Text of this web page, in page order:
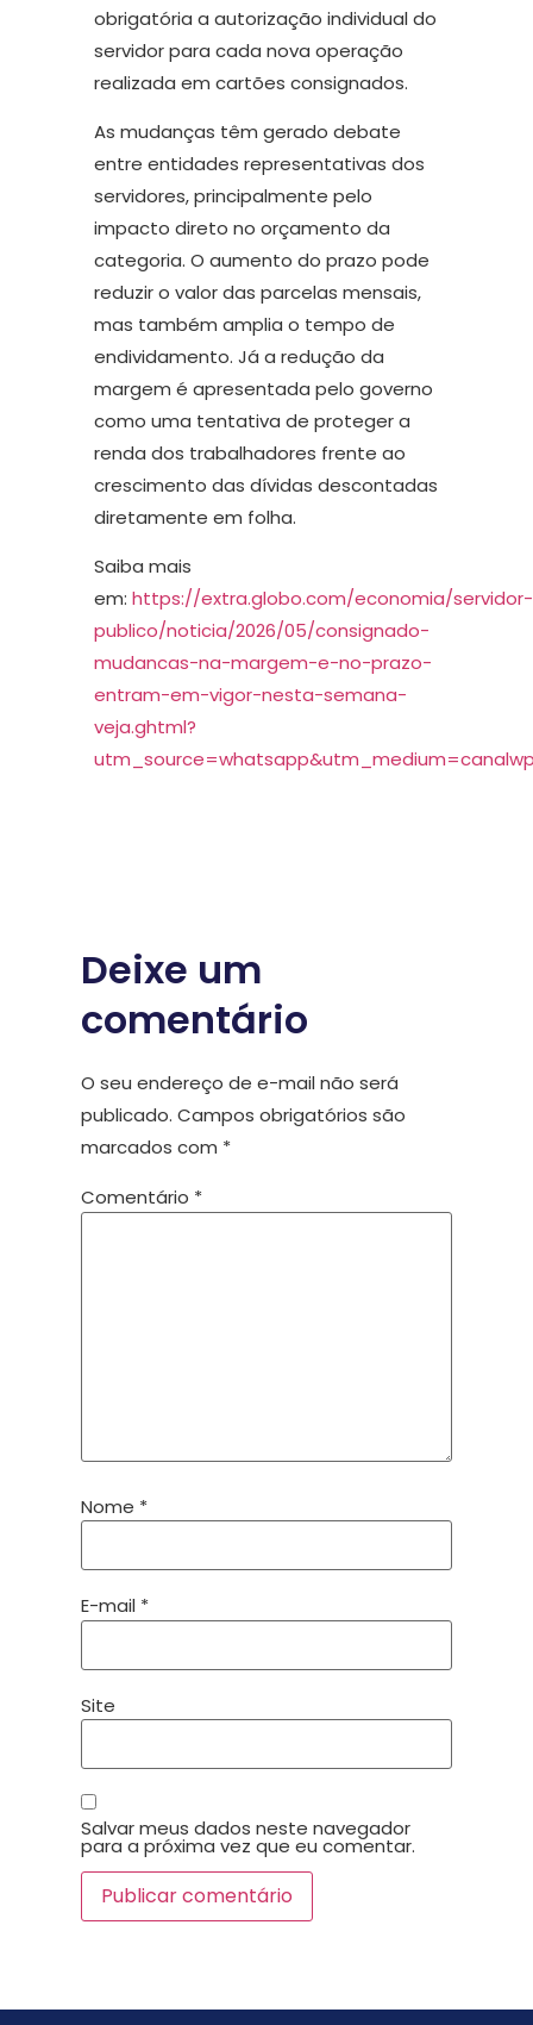
obrigatória a autorização individual do
servidor para cada nova operação
realizada em cartões consignados.
As mudanças têm gerado debate
entre entidades representativas dos
servidores, principalmente pelo
impacto direto no orçamento da
categoria. O aumento do prazo pode
reduzir o valor das parcelas mensais,
mas também amplia o tempo de
endividamento. Já a redução da
margem é apresentada pelo governo
como uma tentativa de proteger a
renda dos trabalhadores frente ao
crescimento das dívidas descontadas
diretamente em folha.
Saiba mais
em: https://extra.globo.com/economia/servidor-
publico/noticia/2026/05/consignado-
mudancas-na-margem-e-no-prazo-
entram-em-vigor-nesta-semana-
veja.ghtml?
Deixe um
comentário
O seu endereço de e-mail não será
publicado. Campos obrigatórios são
marcados com *
Comentário *
Nome *
E-mail *
Site
Salvar meus dados neste navegador
para a próxima vez que eu comentar.